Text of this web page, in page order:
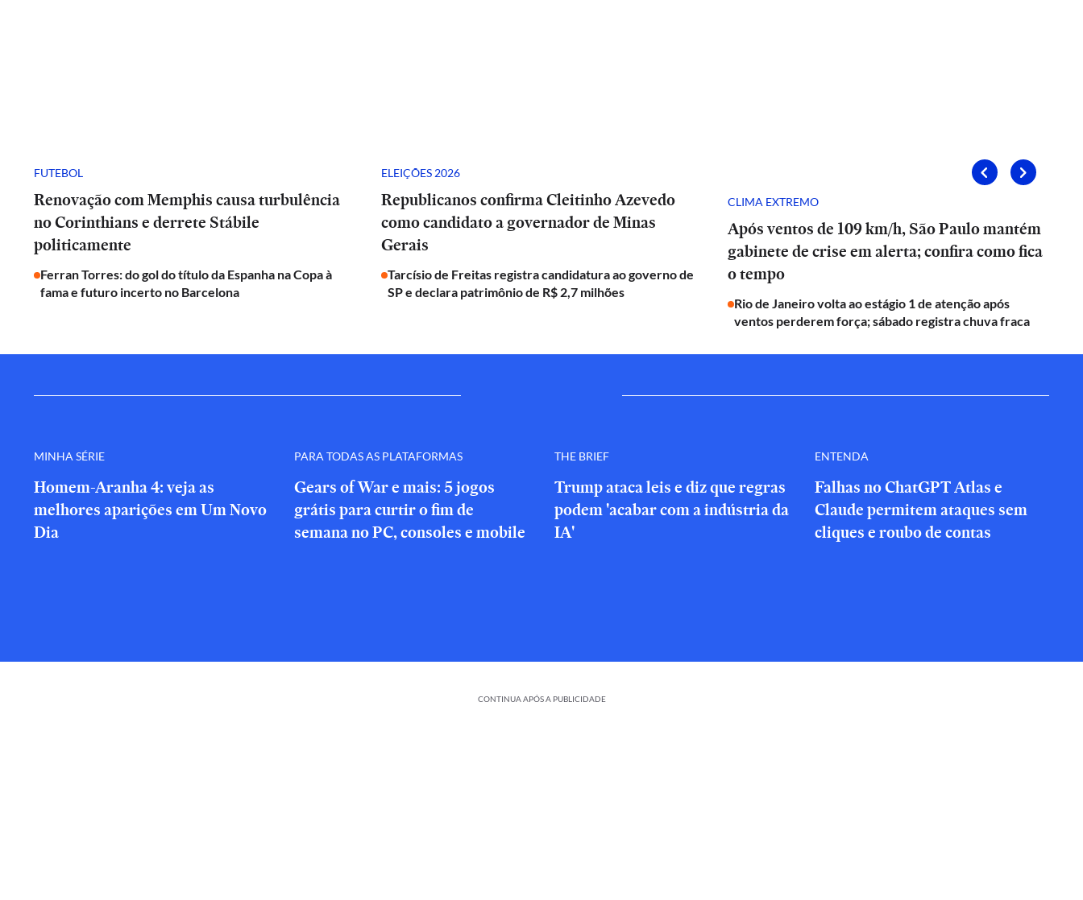
FUTEBOL
Renovação com Memphis causa turbulência
no Corinthians e derrete Stábile
politicamente
Ferran Torres: do gol do título da Espanha na Copa à
fama e futuro incerto no Barcelona
ELEIÇÕES 2026
Republicanos confirma Cleitinho Azevedo
como candidato a governador de Minas
Gerais
Tarcísio de Freitas registra candidatura ao governo de
SP e declara patrimônio de R$ 2,7 milhões
CLIMA EXTREMO
Após ventos de 109 km/h, São Paulo mantém
gabinete de crise em alerta; confira como fica
o tempo
Rio de Janeiro volta ao estágio 1 de atenção após
ventos perderem força; sábado registra chuva fraca
MINHA SÉRIE
Homem-Aranha 4: veja as
melhores aparições em Um Novo
Dia
PARA TODAS AS PLATAFORMAS
Gears of War e mais: 5 jogos
grátis para curtir o fim de
semana no PC, consoles e mobile
THE BRIEF
Trump ataca leis e diz que regras
podem 'acabar com a indústria da
IA'
ENTENDA
Falhas no ChatGPT Atlas e
Claude permitem ataques sem
cliques e roubo de contas
CONTINUA APÓS A PUBLICIDADE